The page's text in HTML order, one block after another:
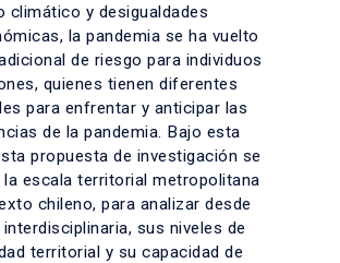
climático y desigualdades
la pandemia se ha vuelto
de riesgo para individuos
quienes tienen diferentes
para enfrentar y anticipar las
de la pandemia. Bajo esta
propuesta de investigación se
escala territorial metropolitana
chileno, para analizar desde
sus niveles de
territorial y su capacidad de